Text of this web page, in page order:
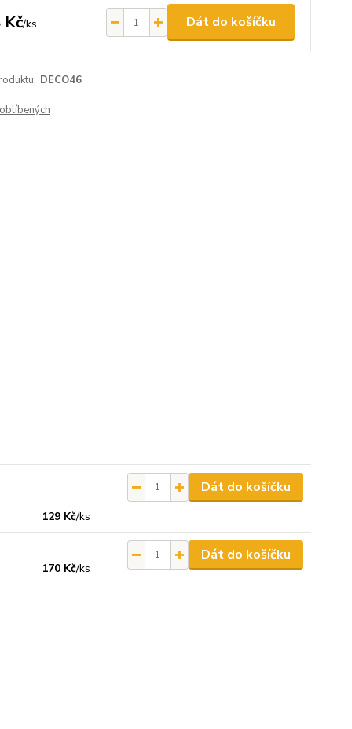
Kč/ks Dát do košíčku
DECO46
129 Kč/ks
Dát do košíčku
170 Kč/ks
Dát do košíčku